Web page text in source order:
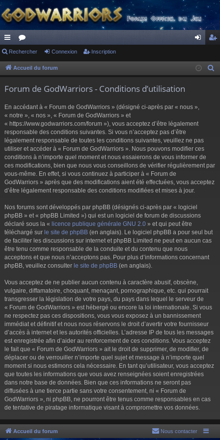
ac
co
s
or
u ne cri
Rechercher Connexion Inscription
Accueil du forum
Forum de GodWarriors - Conditions d’utilisation
En accédant à « Forum de GodWarriors » (désigné ci-après par « nous »,
« notre », « nos », « Forum de GodWarriors » et
« https://www.godwarriors.com/forum »), vous acceptez d’être légalement
responsable des conditions suivantes. Si vous n’acceptez pas d’être
légalement responsable de toutes les conditions suivantes, veuillez ne pas
utiliser et accéder à « Forum de GodWarriors ». Nous pouvons modifier ces
conditions à n’importe quel moment et nous essaierons de vous informer de
ces modifications, bien que nous vous conseillons de vérifier régulièrement par
vous-même. En effet, si vous continuez à participer à « Forum de
GodWarriors » après que des modifications aient été effectuées, vous acceptez
d’être légalement responsable des conditions modifiées et mises à jour.
Nos forums sont développés par phpBB (désignés ci-après par « logiciel
phpBB » et « phpBB Limited ») qui est un logiciel de forum de discussions
déclaré sous la « licence publique générale GNU 2.0 » et qui peut être
téléchargé sur le site de phpBB (en anglais). Le logiciel phpBB a pour seul but
de faciliter les discussions sur internet et phpBB Limited ne peut en aucun cas
être tenu comme responsable de la conduite et du contenu que nous
acceptons et que nous n’acceptons pas. Pour plus d’informations concernant
phpBB, veuillez consulter le site de phpBB (en anglais).
Vous acceptez de ne publier aucun contenu à caractère abusif, obscène,
vulgaire, diffamatoire, choquant, menaçant, pornographique, etc. qui pourrait
transgresser la législation de votre pays, du pays dans lequel le serveur de
« Forum de GodWarriors » est hébergé ou encore la loi internationale. Si vous
ne respectez pas ces dispositions, vous vous exposez à un bannissement
immédiat et définitif et nous nous réservons le droit d’avertir votre fournisseur
d’accès à internet et les autorités officielles. L’adresse IP de tous les messages
est enregistrée afin d’aider au renforcement de ces conditions. Vous acceptez
le fait que « Forum de GodWarriors » ait le droit de supprimer, de modifier, de
déplacer ou de verrouiller n’importe quel sujet et message à n’importe quel
moment si nous estimons cela nécessaire. En tant qu’utilisateur, vous acceptez
que toutes les informations que vous avez renseignées soient enregistrées
dans notre base de données. Bien que ces informations ne seront pas
diffusées à une tierce partie sans votre consentement, ni « Forum de
GodWarriors », ni phpBB, ne pourront être tenus comme responsables en cas
de tentative de piratage informatique visant à compromettre vos données.
Accueil du forum Nous contacter